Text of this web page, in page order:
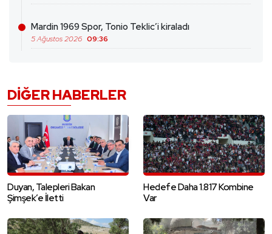
Mardin 1969 Spor, Tonio Teklic’i kiraladı
5 Ağustos 2026 09:36
DIĞER HABERLER
Duyan, Talepleri Bakan
Şimşek’e İletti
Hedefe Daha 1.817 Kombine
Var